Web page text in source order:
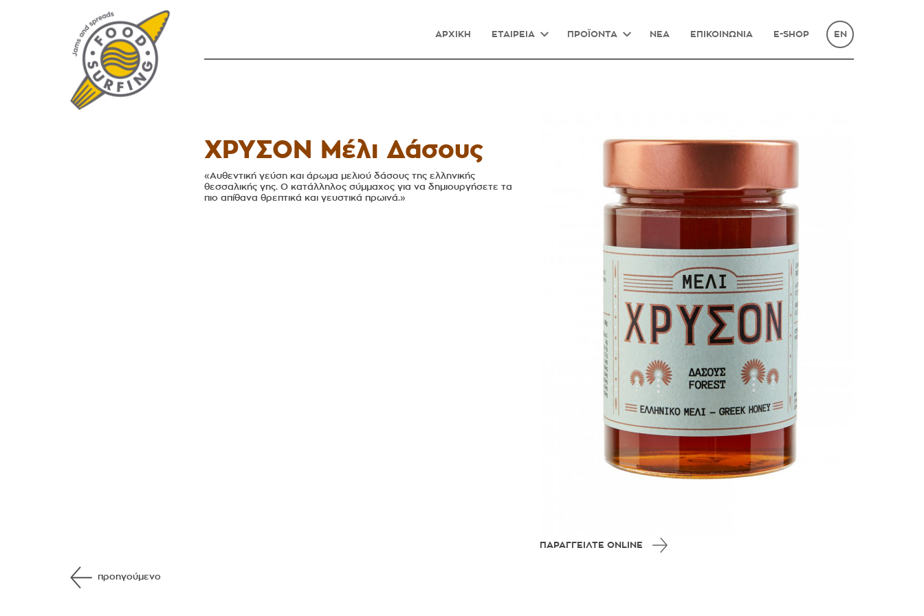
ΑΡΧΙΚΗ ΕΤΑΙΡΕΙΑ ΠΡΟΪΟΝΤΑ ΝΕΑ ΕΠΙΚΟΙΝΩΝΙΑ E-SHOP EN
ΧΡΥΣΟΝ Μέλι Δάσους
«Αυθεντική γεύση και άρωμα μελιού δάσους της ελληνικής
θεσσαλικής γης. Ο κατάλληλος σύμμαχος για να δημιουργήσετε τα
πιο απίθανα θρεπτικά και γευστικά πρωινά.»
ΠΑΡΑΓΓΕΙΛΤΕ ONLINE
προηγούμενο